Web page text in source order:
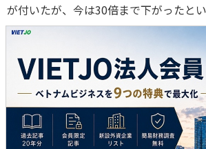
が付いたが、今は30倍まで下がったとい